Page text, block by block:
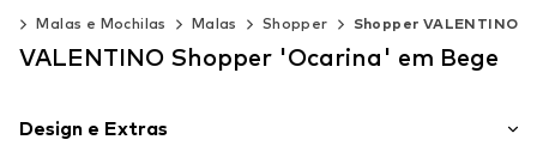
Malas e Mochilas Malas Shopper Shopper VALENTINO
VALENTINO Shopper 'Ocarina' em Bege
Design e Extras